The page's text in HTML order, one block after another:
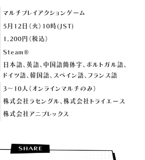
マルチプレイアクションゲーム
5月12日（火）10時(JST)
1,200円（税込）
Steam®
日本語、英語、中国語簡体字、ポルトガル語、
ドイツ語、 韓国語、スペイン語、フランス語
3～10人（オンラインマルチのみ）
株式会社ラセングル、株式会社トライエース
株式会社アニプレックス